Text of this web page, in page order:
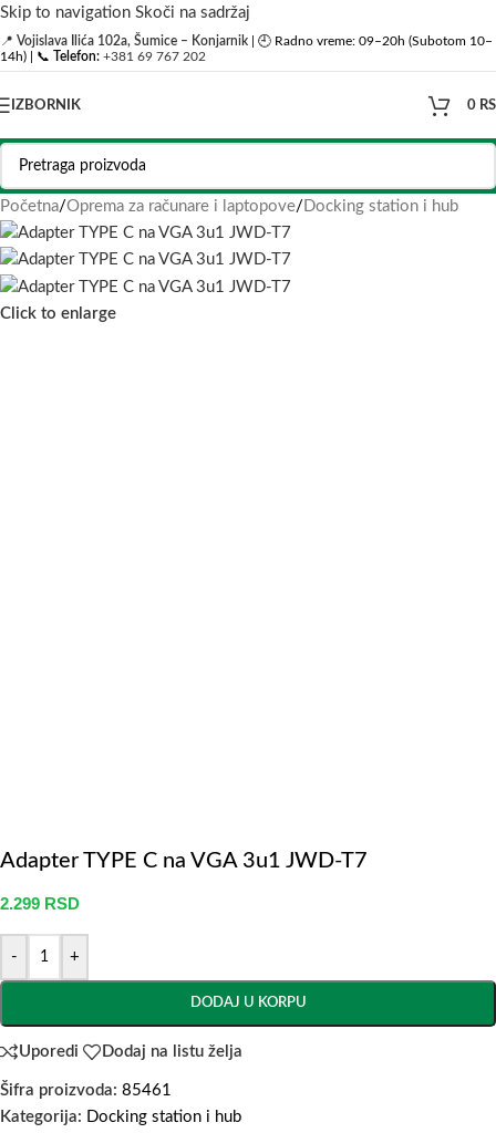
Skip to navigation Skoči na sadržaj
📍 Vojislava Ilića 102a, Šumice – Konjarnik | 🕘 Radno vreme: 09–20h (Subotom 10–
14h) | 📞 Telefon: +381 69 767 202
IZBORNIK 0
Početna/Oprema za računare i laptopove/ Docking station i hub
Click to enlarge
Adapter TYPE C na VGA 3u1 JWD-T7
2.299 RSD
- +
DODAJ U KORPU
Uporedi Dodaj na listu želja
Šifra proizvoda: 85461
Kategorija: Docking station i hub